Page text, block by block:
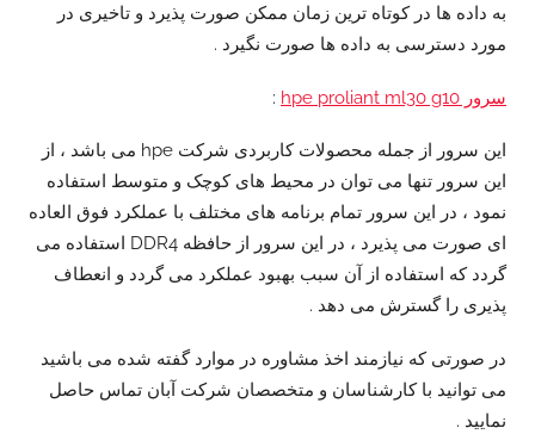
به داده ها در کوتاه ترین زمان ممکن صورت پذیرد و تاخیری در
مورد دسترسی به داده ها صورت نگیرد .
سرور hpe proliant ml30 g10 :
این سرور از جمله محصولات کاربردی شرکت hpe می باشد ، از
این سرور تنها می توان در محیط های کوچک و متوسط استفاده
نمود ، در این سرور تمام برنامه های مختلف با عملکرد فوق العاده
ای صورت می پذیرد ، در این سرور از حافظه DDR4 استفاده می
گردد که استفاده از آن سبب بهبود عملکرد می گردد و انعطاف
پذیری را گسترش می دهد .
در صورتی که نیازمند اخذ مشاوره در موارد گفته شده می باشید
می توانید با کارشناسان و متخصصان شرکت آبان تماس حاصل
نمایید .